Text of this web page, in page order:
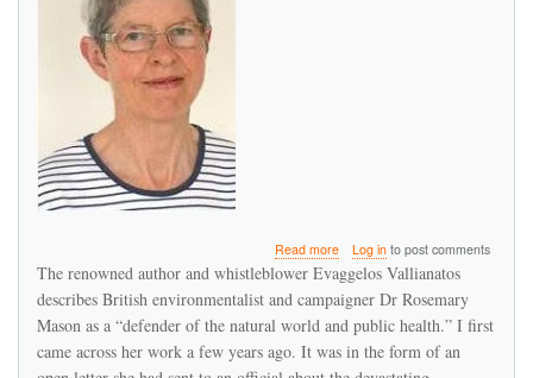
Read moreabout
Agrochemical
Apocalypse:
Interview
with
Environmental
Log into post comments
The renowned author and whistleblower Evaggelos Vallianatos
describes British environmentalist and campaigner Dr Rosemary
Mason as a “defender of the natural world and public health.” I first
came across her work a few years ago. It was in the form of an